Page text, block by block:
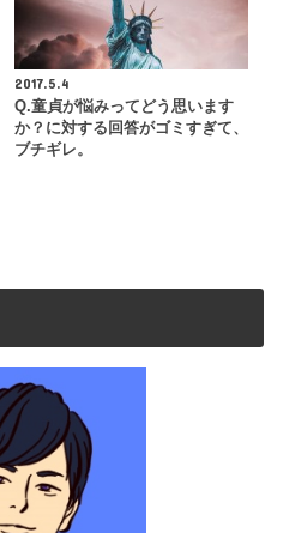
2017.5.4
Q.童貞が悩みってどう思います
か？に対する回答がゴミすぎて、
ブチギレ。